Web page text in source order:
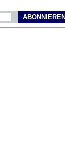
ABONNIEREN